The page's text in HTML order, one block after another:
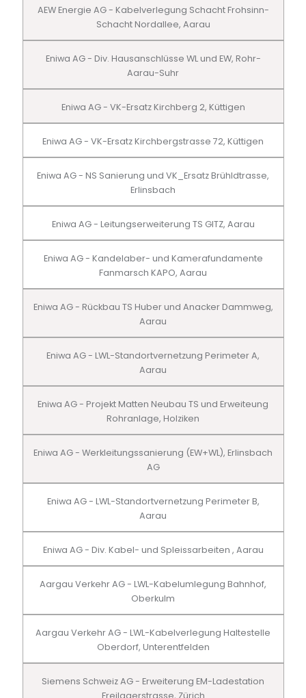
AEW Energie AG - Kabelverlegung Schacht Frohsinn-
Schacht Nordallee, Aarau
Eniwa AG - Div. Hausanschlüsse WL und EW, Rohr-
Aarau-Suhr
Eniwa AG - VK-Ersatz Kirchberg 2, Küttigen
Eniwa AG - VK-Ersatz Kirchbergstrasse 72, Küttigen
Eniwa AG - NS Sanierung und VK_Ersatz Brühldtrasse,
Erlinsbach
Eniwa AG - Leitungserweiterung TS GITZ, Aarau
Eniwa AG - Kandelaber- und Kamerafundamente
Fanmarsch KAPO, Aarau
Eniwa AG - Rückbau TS Huber und Anacker Dammweg,
Aarau
Eniwa AG - LWL-Standortvernetzung Perimeter A,
Aarau
Eniwa AG - Projekt Matten Neubau TS und Erweiteung
Rohranlage, Holziken
Eniwa AG - Werkleitungssanierung (EW+WL), Erlinsbach
AG
Eniwa AG - LWL-Standortvernetzung Perimeter B,
Aarau
Eniwa AG - Div. Kabel- und Spleissarbeiten , Aarau
Aargau Verkehr AG - LWL-Kabelumlegung Bahnhof,
Oberkulm
Aargau Verkehr AG - LWL-Kabelverlegung Haltestelle
Oberdorf, Unterentfelden
Siemens Schweiz AG - Erweiterung EM-Ladestation
Freilagerstrasse, Zürich